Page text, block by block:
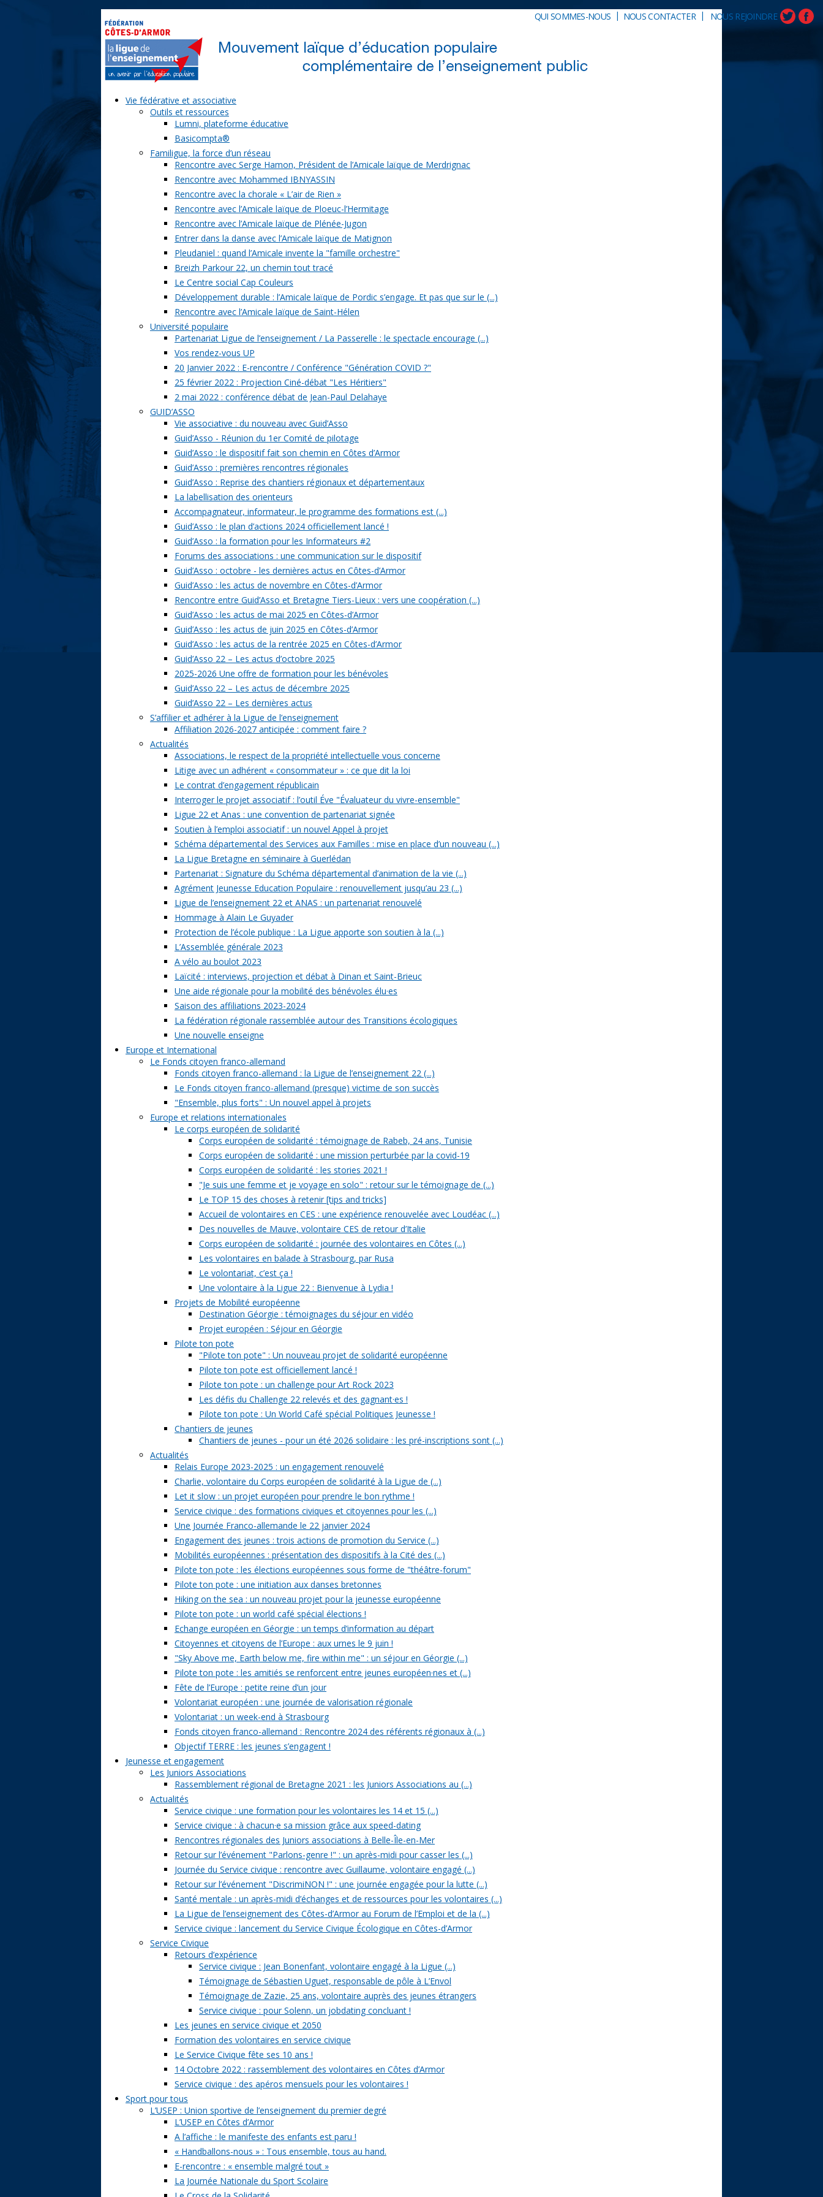
QUI SOMMES-NOUS | NOUS CONTACTER| NOUS REJOINDRE
Vie fédérative et associative
Outils et ressources
Lumni, plateforme éducative
Basicompta®
Familigue, la force d’un réseau
Rencontre avec Serge Hamon, Président de l’Amicale laïque de Merdrignac
Rencontre avec Mohammed IBNYASSIN
Rencontre avec la chorale « L’air de Rien »
Rencontre avec l’Amicale laïque de Ploeuc-l’Hermitage
Rencontre avec l’Amicale laïque de Plénée-Jugon
Entrer dans la danse avec l’Amicale laïque de Matignon
Pleudaniel : quand l’Amicale invente la "famille orchestre"
Breizh Parkour 22, un chemin tout tracé
Le Centre social Cap Couleurs
Développement durable : l’Amicale laïque de Pordic s’engage. Et pas que sur le (...)
Rencontre avec l’Amicale laïque de Saint-Hélen
Université populaire
Partenariat Ligue de l’enseignement / La Passerelle : le spectacle encourage (...)
Vos rendez-vous UP
20 Janvier 2022 : E-rencontre / Conférence "Génération COVID ?"
25 février 2022 : Projection Ciné-débat "Les Héritiers"
2 mai 2022 : conférence débat de Jean-Paul Delahaye
GUID’ASSO
Vie associative : du nouveau avec Guid’Asso
Guid’Asso - Réunion du 1er Comité de pilotage
Guid’Asso : le dispositif fait son chemin en Côtes d’Armor
Guid’Asso : premières rencontres régionales
Guid’Asso : Reprise des chantiers régionaux et départementaux
La labellisation des orienteurs
Accompagnateur, informateur, le programme des formations est (...)
Guid’Asso : le plan d’actions 2024 officiellement lancé !
Guid’Asso : la formation pour les Informateurs #2
Forums des associations : une communication sur le dispositif
Guid’Asso : octobre - les dernières actus en Côtes-d’Armor
Guid’Asso : les actus de novembre en Côtes-d’Armor
Rencontre entre Guid’Asso et Bretagne Tiers-Lieux : vers une coopération (...)
Guid’Asso : les actus de mai 2025 en Côtes-d’Armor
Guid’Asso : les actus de juin 2025 en Côtes-d’Armor
Guid’Asso : les actus de la rentrée 2025 en Côtes-d’Armor
Guid’Asso 22 – Les actus d’octobre 2025
2025-2026 Une offre de formation pour les bénévoles
Guid’Asso 22 – Les actus de décembre 2025
Guid’Asso 22 – Les dernières actus
S’affilier et adhérer à la Ligue de l’enseignement
Affiliation 2026-2027 anticipée : comment faire ?
Actualités
Associations, le respect de la propriété intellectuelle vous concerne
Litige avec un adhérent « consommateur » : ce que dit la loi
Le contrat d’engagement républicain
Interroger le projet associatif : l’outil Éve "Évaluateur du vivre-ensemble"
Ligue 22 et Anas : une convention de partenariat signée
Soutien à l’emploi associatif : un nouvel Appel à projet
Schéma départemental des Services aux Familles : mise en place d’un nouveau (...)
La Ligue Bretagne en séminaire à Guerlédan
Partenariat : Signature du Schéma départemental d’animation de la vie (...)
Agrément Jeunesse Education Populaire : renouvellement jusqu’au 23 (...)
Ligue de l’enseignement 22 et ANAS : un partenariat renouvelé
Hommage à Alain Le Guyader
Protection de l’école publique : La Ligue apporte son soutien à la (...)
L’Assemblée générale 2023
A vélo au boulot 2023
Laïcité : interviews, projection et débat à Dinan et Saint-Brieuc
Une aide régionale pour la mobilité des bénévoles élu·es
Saison des affiliations 2023-2024
La fédération régionale rassemblée autour des Transitions écologiques
Une nouvelle enseigne
Europe et International
Le Fonds citoyen franco-allemand
Fonds citoyen franco-allemand : la Ligue de l’enseignement 22 (...)
Le Fonds citoyen franco-allemand (presque) victime de son succès
"Ensemble, plus forts" : Un nouvel appel à projets
Europe et relations internationales
Le corps européen de solidarité
Corps européen de solidarité : témoignage de Rabeb, 24 ans, Tunisie
Corps européen de solidarité : une mission perturbée par la covid-19
Corps européen de solidarité : les stories 2021 !
"Je suis une femme et je voyage en solo" : retour sur le témoignage de (...)
Le TOP 15 des choses à retenir [tips and tricks]
Accueil de volontaires en CES : une expérience renouvelée avec Loudéac (...)
Des nouvelles de Mauve, volontaire CES de retour d’Italie
Corps européen de solidarité : journée des volontaires en Côtes (...)
Les volontaires en balade à Strasbourg, par Rusa
Le volontariat, c’est ça !
Une volontaire à la Ligue 22 : Bienvenue à Lydia !
Projets de Mobilité européenne
Destination Géorgie : témoignages du séjour en vidéo
Projet européen : Séjour en Géorgie
Pilote ton pote
"Pilote ton pote" : Un nouveau projet de solidarité européenne
Pilote ton pote est officiellement lancé !
Pilote ton pote : un challenge pour Art Rock 2023
Les défis du Challenge 22 relevés et des gagnant·es !
Pilote ton pote : Un World Café spécial Politiques Jeunesse !
Chantiers de jeunes
Chantiers de jeunes - pour un été 2026 solidaire : les pré-inscriptions sont (...)
Actualités
Relais Europe 2023-2025 : un engagement renouvelé
Charlie, volontaire du Corps européen de solidarité à la Ligue de (...)
Let it slow : un projet européen pour prendre le bon rythme !
Service civique : des formations civiques et citoyennes pour les (...)
Une Journée Franco-allemande le 22 janvier 2024
Engagement des jeunes : trois actions de promotion du Service (...)
Mobilités européennes : présentation des dispositifs à la Cité des (...)
Pilote ton pote : les élections européennes sous forme de "théâtre-forum"
Pilote ton pote : une initiation aux danses bretonnes
Hiking on the sea : un nouveau projet pour la jeunesse européenne
Pilote ton pote : un world café spécial élections !
Echange européen en Géorgie : un temps d’information au départ
Citoyennes et citoyens de l’Europe : aux urnes le 9 juin !
"Sky Above me, Earth below me, fire within me" : un séjour en Géorgie (...)
Pilote ton pote : les amitiés se renforcent entre jeunes européen·nes et (...)
Fête de l’Europe : petite reine d’un jour
Volontariat européen : une journée de valorisation régionale
Volontariat : un week-end à Strasbourg
Fonds citoyen franco-allemand : Rencontre 2024 des référents régionaux à (...)
Objectif TERRE : les jeunes s’engagent !
Jeunesse et engagement
Les Juniors Associations
Rassemblement régional de Bretagne 2021 : les Juniors Associations au (...)
Actualités
Service civique : une formation pour les volontaires les 14 et 15 (...)
Service civique : à chacun·e sa mission grâce aux speed-dating
Rencontres régionales des Juniors associations à Belle-Île-en-Mer
Retour sur l’événement "Parlons-genre !" : un après-midi pour casser les (...)
Journée du Service civique : rencontre avec Guillaume, volontaire engagé (...)
Retour sur l’événement "DiscrimiNON !" : une journée engagée pour la lutte (...)
Santé mentale : un après-midi d’échanges et de ressources pour les volontaires (...)
La Ligue de l’enseignement des Côtes-d’Armor au Forum de l’Emploi et de la (...)
Service civique : lancement du Service Civique Écologique en Côtes-d’Armor
Service Civique
Retours d’expérience
Service civique : Jean Bonenfant, volontaire engagé à la Ligue (...)
Témoignage de Sébastien Uguet, responsable de pôle à L’Envol
Témoignage de Zazie, 25 ans, volontaire auprès des jeunes étrangers
Service civique : pour Solenn, un jobdating concluant !
Les jeunes en service civique et 2050
Formation des volontaires en service civique
Le Service Civique fête ses 10 ans !
14 Octobre 2022 : rassemblement des volontaires en Côtes d’Armor
Service civique : des apéros mensuels pour les volontaires !
Sport pour tous
L’USEP : Union sportive de l’enseignement du premier degré
L’USEP en Côtes d’Armor
A l’affiche : le manifeste des enfants est paru !
« Handballons-nous » : Tous ensemble, tous au hand.
E-rencontre : « ensemble malgré tout »
La Journée Nationale du Sport Scolaire